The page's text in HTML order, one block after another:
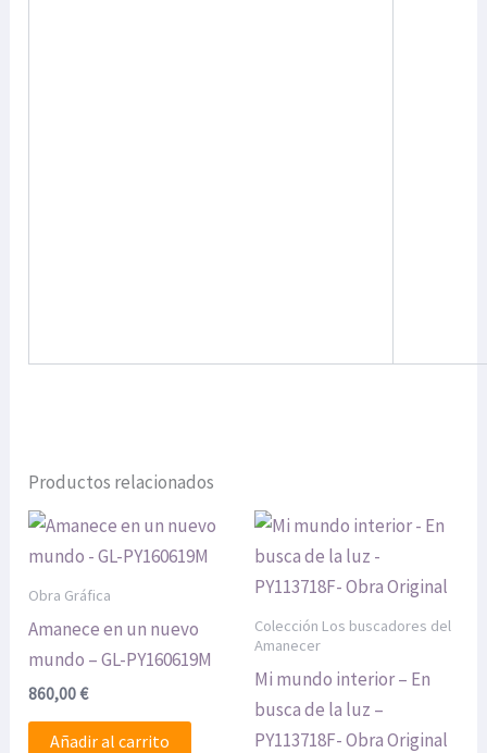
Productos relacionados
Obra Gráfica
Amanece en un nuevo
mundo – GL-PY160619M
860,00€
Añadir al carrito
Colección Los buscadores del
Amanecer
Mi mundo interior – En
busca de la luz –
PY113718F- Obra Original